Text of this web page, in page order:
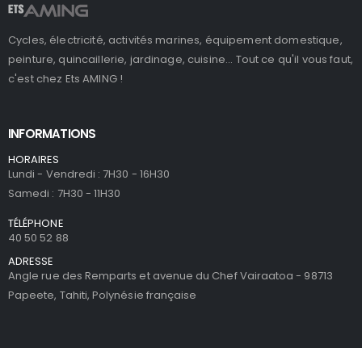
Cycles, électricité, activités marines, équipement domestique,
peinture, quincaillerie, jardinage, cuisine... Tout ce qu'il vous faut,
c'est chez Ets AMING !
INFORMATIONS
HORAIRES
Lundi - Vendredi : 7H30 - 16H30
Samedi : 7H30 - 11H30
TÉLÉPHONE
40 50 52 88
ADRESSE
Angle rue des Remparts et avenue du Chef Vairaatoa - 98713
Papeete, Tahiti, Polynésie française